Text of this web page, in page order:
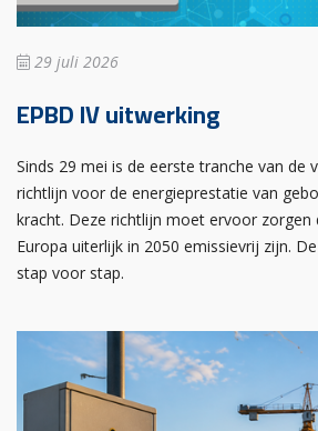
29 juli 2026
EPBD IV uitwerking
Sinds 29 mei is de eerste tranche van de
richtlijn voor de energieprestatie van
kracht. Deze richtlijn moet ervoor zorgen
Europa uiterlijk in 2050 emissievrij zijn.
stap voor stap.